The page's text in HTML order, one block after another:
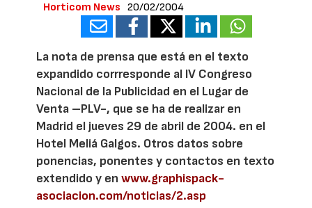
Horticom News 20/02/2004
La nota de prensa que está en el texto
expandido corrresponde al IV Congreso
Nacional de la Publicidad en el Lugar de
Venta –PLV-, que se ha de realizar en
Madrid el jueves 29 de abril de 2004. en el
Hotel Meliá Galgos. Otros datos sobre
ponencias, ponentes y contactos en texto
extendido y enwww.graphispack-
asociacion.com/noticias/2.asp